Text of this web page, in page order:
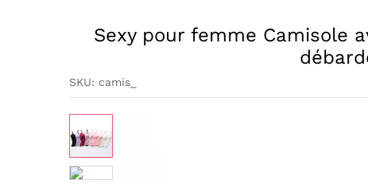
Sexy pour femme Camisole
SKU: camis_